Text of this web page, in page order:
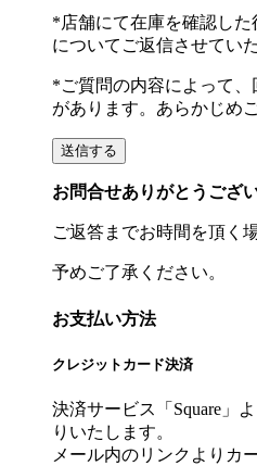
*店舗にて在庫を確認し
についてご返信させてい
*ご質問の内容によって
があります。あらかじめ
お問合せありがとうござい
ご返答までお時間を頂く
予めご了承ください。
お支払い方法
クレジットカード決済
決済サービス「Square」
りいたします。
メール内のリンクよりカ